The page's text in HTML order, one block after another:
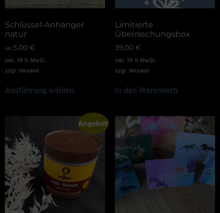
Schlüssel-Anhänger
natur
AB: 5,00 €
inkl. 19 % MwSt.
zzgl. Versand
Ausführung wählen
Limitierte
Überraschungsbox
39,00 €
inkl. 19 % MwSt.
zzgl. Versand
In den Warenkorb
Angebot!